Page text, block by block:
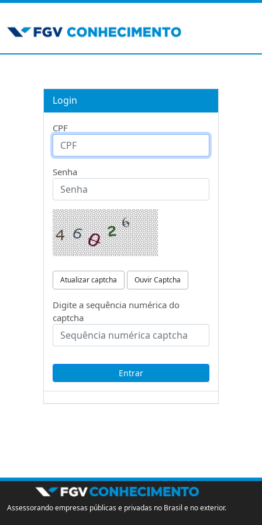
Login
CPF
Senha
Atualizar captcha Ouvir Captcha
Digite a sequência numérica do
captcha
Assessorando empresas públicas e privadas no Brasil e no exterior.